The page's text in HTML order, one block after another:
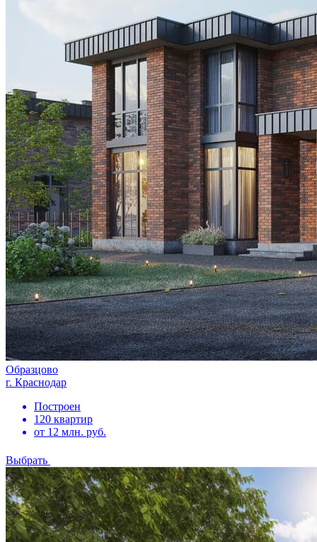
Образцово
г. Краснодар
Построен
120 квартир
от 12 млн. руб.
Выбрать